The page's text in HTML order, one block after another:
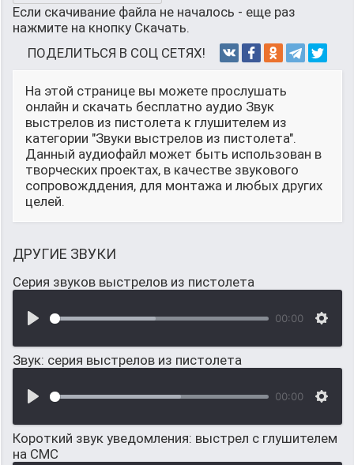
Если скачивание файла не началось - еще раз
нажмите на кнопку Скачать.
ПОДЕЛИТЬСЯ В СОЦ СЕТЯХ!
На этой странице вы можете прослушать
онлайн и скачать бесплатно аудио Звук
выстрелов из пистолета к глушителем из
категории "Звуки выстрелов из пистолета".
Данный аудиофайл может быть использован в
творческих проектах, в качестве звукового
сопровожддения, для монтажа и любых других
целей.
ДРУГИЕ ЗВУКИ
Серия звуков выстрелов из пистолета
00:00
Звук: серия выстрелов из пистолета
00:00
Короткий звук уведомления: выстрел с глушителем
на СМС